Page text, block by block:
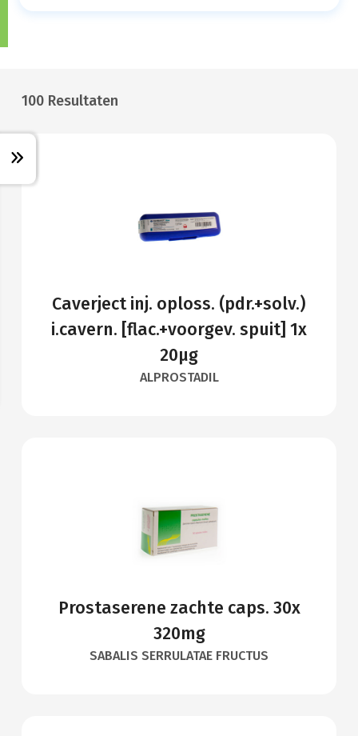
100 Resultaten
Caverject inj. oploss. (pdr.+solv.)
i.cavern. [flac.+voorgev. spuit] 1x
20µg
ALPROSTADIL
Prostaserene zachte caps. 30x
320mg
SABALIS SERRULATAE FRUCTUS